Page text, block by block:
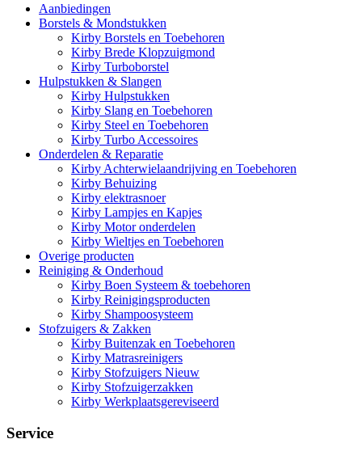
Aanbiedingen
Borstels & Mondstukken
Kirby Borstels en Toebehoren
Kirby Brede Klopzuigmond
Kirby Turboborstel
Hulpstukken & Slangen
Kirby Hulpstukken
Kirby Slang en Toebehoren
Kirby Steel en Toebehoren
Kirby Turbo Accessoires
Onderdelen & Reparatie
Kirby Achterwielaandrijving en Toebehoren
Kirby Behuizing
Kirby elektrasnoer
Kirby Lampjes en Kapjes
Kirby Motor onderdelen
Kirby Wieltjes en Toebehoren
Overige producten
Reiniging & Onderhoud
Kirby Boen Systeem & toebehoren
Kirby Reinigingsproducten
Kirby Shampoosysteem
Stofzuigers & Zakken
Kirby Buitenzak en Toebehoren
Kirby Matrasreinigers
Kirby Stofzuigers Nieuw
Kirby Stofzuigerzakken
Kirby Werkplaatsgereviseerd
Service